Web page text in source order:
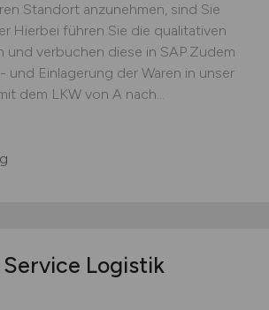
Standort anzunehmen, sind Sie
führen Sie die qualitativen
verbuchen diese in SAP.Zudem
Einlagerung der Waren in unser
dem LKW von A nach...
Logistik